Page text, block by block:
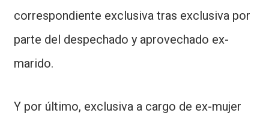
correspondiente exclusiva tras exclusiva por
parte del despechado y aprovechado ex-
marido.
Y por último, exclusiva a cargo de ex-mujer